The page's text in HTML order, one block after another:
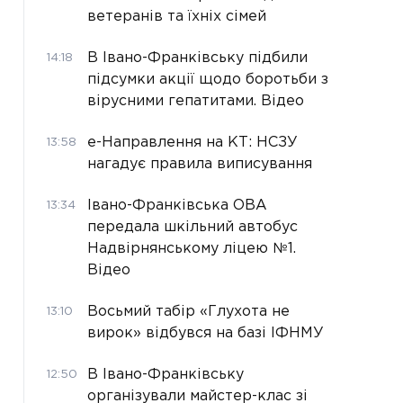
ветеранів та їхніх сімей
14:18
В Івано-Франківську підбили
підсумки акції щодо боротьби з
вірусними гепатитами. Відео
13:58
е-Направлення на КТ: НСЗУ
нагадує правила виписування
13:34
Івано-Франківська ОВА
передала шкільний автобус
Надвірнянському ліцею №1.
Відео
13:10
Восьмий табір «Глухота не
вирок» відбувся на базі ІФНМУ
12:50
В Івано-Франківську
організували майстер-клас зі